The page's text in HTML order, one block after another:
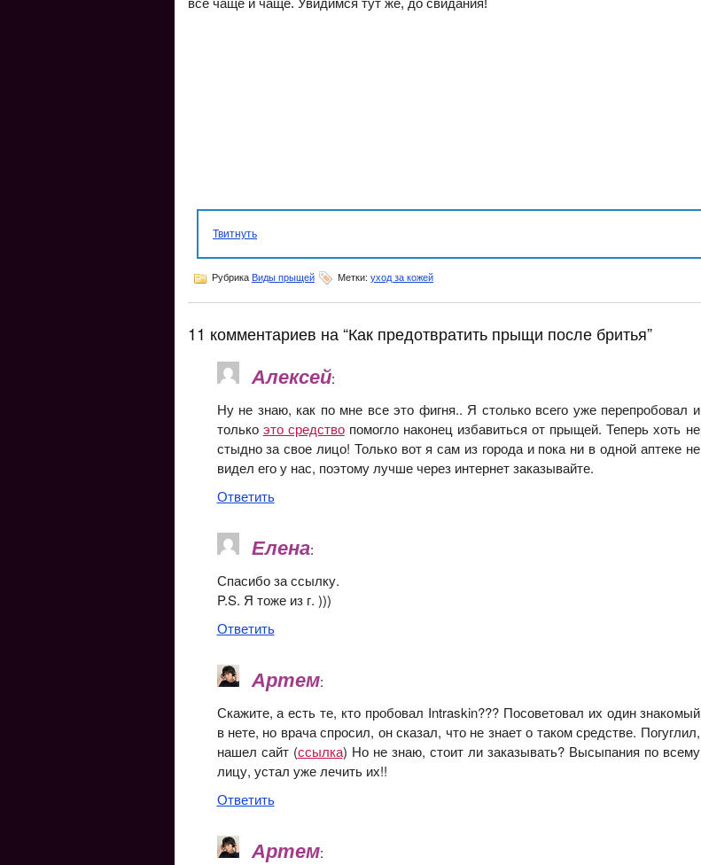
все чаще и чаще. Увидимся тут же, до свидания!
Твитнуть
Рубрика Виды прыщей Метки: уход за кожей
11 комментариев на “Как предотвратить прыщи после бритья”
Алексей:
Ну не знаю, как по мне все это фигня.. Я столько всего уже перепробовал и
только это средствопомогло наконец избавиться от прыщей. Теперь хоть не
стыдно за свое лицо! Только вот я сам из города и пока ни в одной аптеке не
видел его у нас, поэтому лучше через интернет заказывайте.
Ответить
Елена:
Спасибо за ссылку.
P.S. Я тоже из г. )))
Ответить
Артем:
Скажите, а есть те, кто пробовал Intraskin??? Посоветовал их один знакомый
в нете, но врача спросил, он сказал, что не знает о таком средстве. Погуглил,
нашел сайт (ссылка) Но не знаю, стоит ли заказывать? Высыпания по всему
лицу, устал уже лечить их!!
Ответить
Артем: